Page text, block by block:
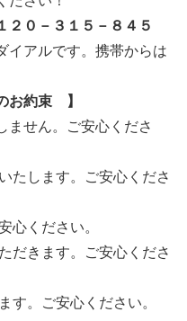
２０－３１５－８４５
イアルです。携帯からは
お約束 】
ません。ご安心くださ
たします。ご安心くださ
心ください。
だきます。ご安心くださ
。ご安心ください。